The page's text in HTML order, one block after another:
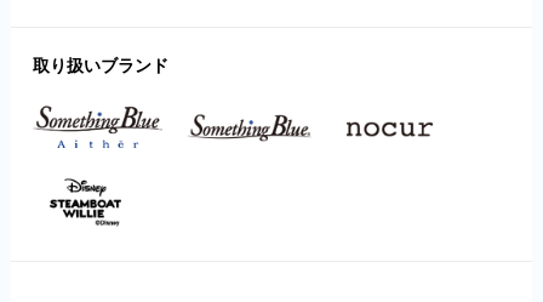
取り扱いブランド